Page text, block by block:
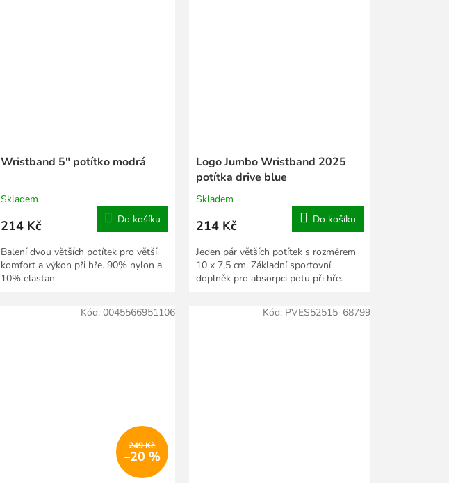
Wristband 5" potítko modrá
Skladem
214 Kč Do košíku
Balení dvou větších potítek pro větší
komfort a výkon při hře. 90% nylon a
10% elastan.
Logo Jumbo Wristband 2025
potítka drive blue
Skladem
214 Kč Do košíku
Jeden pár větších potítek s rozměrem
10 x 7,5 cm. Základní sportovní
doplněk pro absorpci potu při hře.
249 Kč
–20 %
Kód: 0045566951106 Kód: PVES52515_68799